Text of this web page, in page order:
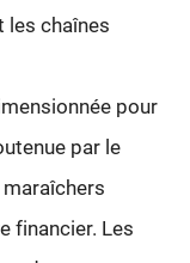
chaînes
pour
par le
maraîchers
financier. Les